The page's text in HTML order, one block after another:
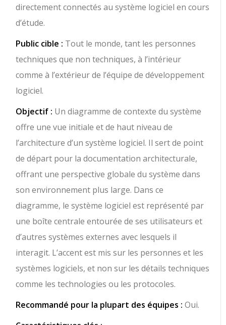
directement connectés au système logiciel en cours
d’étude.
Public cible : Tout le monde, tant les personnes
techniques que non techniques, à l’intérieur
comme à l’extérieur de l’équipe de développement
logiciel.
Objectif : Un diagramme de contexte du système
offre une vue initiale et de haut niveau de
l’architecture d’un système logiciel. Il sert de point
de départ pour la documentation architecturale,
offrant une perspective globale du système dans
son environnement plus large. Dans ce
diagramme, le système logiciel est représenté par
une boîte centrale entourée de ses utilisateurs et
d’autres systèmes externes avec lesquels il
interagit. L’accent est mis sur les personnes et les
systèmes logiciels, et non sur les détails techniques
comme les technologies ou les protocoles.
Recommandé pour la plupart des équipes : Oui.